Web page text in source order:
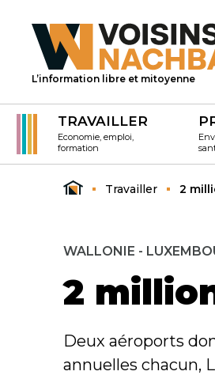
L’information libre et mitoyenne
TRAVAILLER
Economie, emploi,
formation
Travailler 2
WALLONIE -
2
Deux aéroports
annuelles chacun,